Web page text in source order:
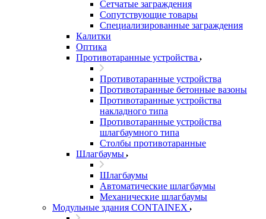
Сетчатые заграждения
Сопутствующие товары
Специализированные заграждения
Калитки
Оптика
Противотаранные устройства
Противотаранные устройства
Противотаранные бетонные вазоны
Противотаранные устройства
накладного типа
Противотаранные устройства
шлагбаумного типа
Столбы противотаранные
Шлагбаумы
Шлагбаумы
Автоматические шлагбаумы
Механические шлагбаумы
Модульные здания CONTAINEX